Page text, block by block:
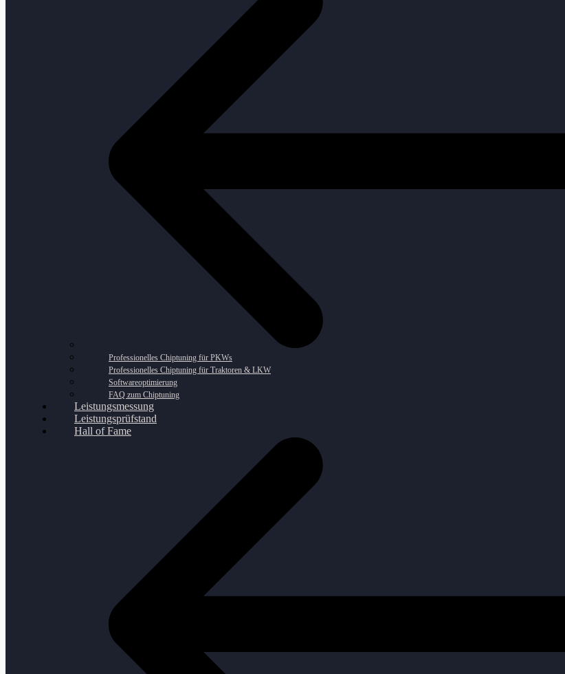
Professionelles Chiptuning für PKWs
Professionelles Chiptuning für Traktoren & LKW
Softwareoptimierung
FAQ zum Chiptuning
Leistungsmessung
Leistungsprüfstand
Hall of Fame